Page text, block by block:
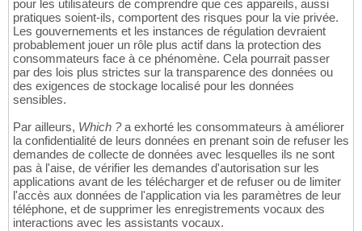
pour les utilisateurs de comprendre que ces appareils, aussi
pratiques soient-ils, comportent des risques pour la vie privée.
Les gouvernements et les instances de régulation devraient
probablement jouer un rôle plus actif dans la protection des
consommateurs face à ce phénomène. Cela pourrait passer
par des lois plus strictes sur la transparence des données ou
des exigences de stockage localisé pour les données
sensibles.
Par ailleurs, Which ?a exhorté les consommateurs à améliorer
la confidentialité de leurs données en prenant soin de refuser les
demandes de collecte de données avec lesquelles ils ne sont
pas à l'aise, de vérifier les demandes d'autorisation sur les
applications avant de les télécharger et de refuser ou de limiter
l'accès aux données de l'application via les paramètres de leur
téléphone, et de supprimer les enregistrements vocaux des
interactions avec les assistants vocaux.